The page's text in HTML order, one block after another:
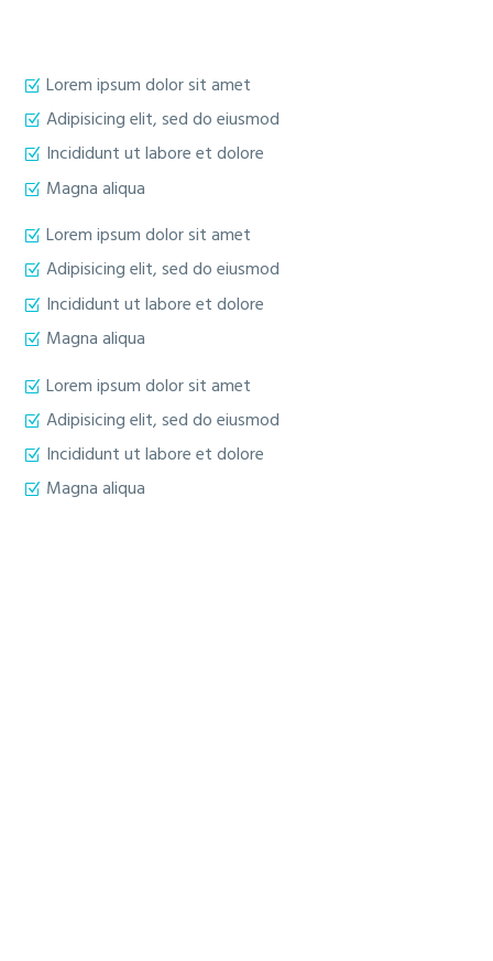
Lorem ipsum dolor sit amet
Adipisicing elit, sed do eiusmod
Incididunt ut labore et dolore
Magna aliqua
Lorem ipsum dolor sit amet
Adipisicing elit, sed do eiusmod
Incididunt ut labore et dolore
Magna aliqua
Lorem ipsum dolor sit amet
Adipisicing elit, sed do eiusmod
Incididunt ut labore et dolore
Magna aliqua